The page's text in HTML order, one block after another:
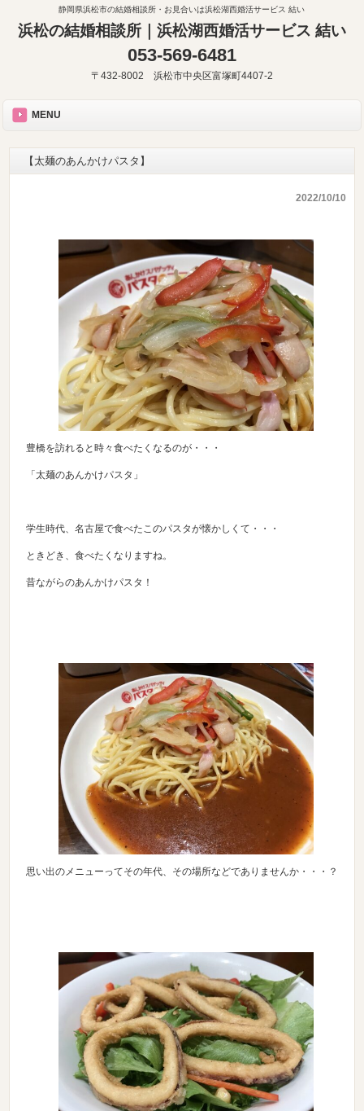
静岡県浜松市の結婚相談所・お見合いは浜松湖西婚活サービス 結い
浜松の結婚相談所｜浜松湖西婚活サービス 結い
053-569-6481
〒432-8002 浜松市中央区富塚町4407-2
MENU
【太麺のあんかけパスタ】
2022/10/10
豊橋を訪れると時々食べたくなるのが・・・
「太麺のあんかけパスタ」
学生時代、名古屋で食べたこのパスタが懐かしくて・・・
ときどき、食べたくなりますね。
昔ながらのあんかけパスタ！
思い出のメニューってその年代、その場所などでありませんか・・・？